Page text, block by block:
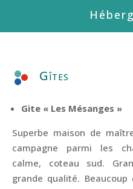
Gîtes
Gite « Les Mésanges »
Superbe maison de
campagne parmi les
calme, coteau sud.
grande qualité.